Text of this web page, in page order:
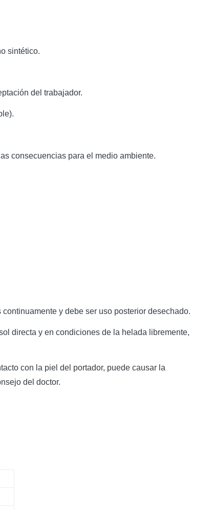
sintético.
del trabajador.
consecuencias para el medio ambiente.
y debe ser uso posterior desechado.
directa y en condiciones de la helada libremente,
con la piel del portador, puede causar la
del doctor.